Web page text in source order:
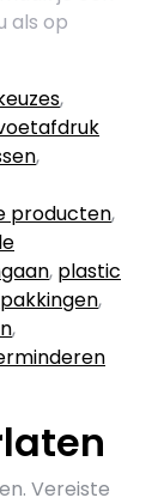
als op
,
,
producten,
, plastic
,
,
Vereiste